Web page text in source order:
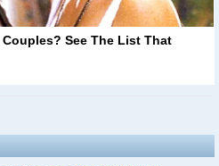
See The List That